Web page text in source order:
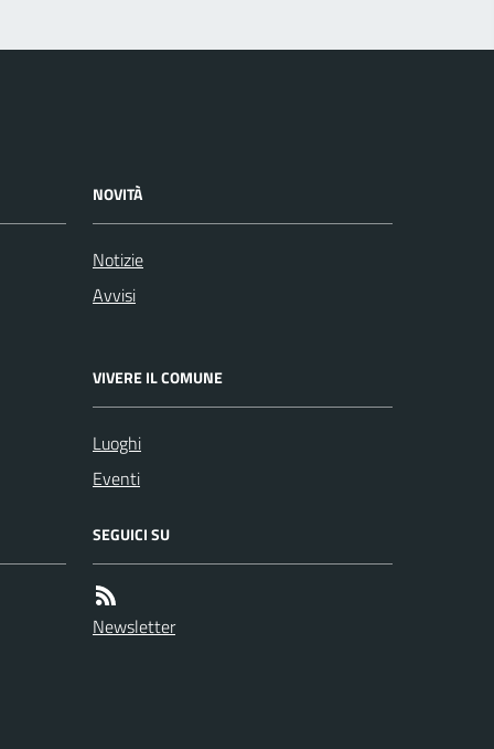
NOVITÀ
Notizie
Avvisi
VIVERE IL COMUNE
Luoghi
Eventi
SEGUICI SU
Newsletter